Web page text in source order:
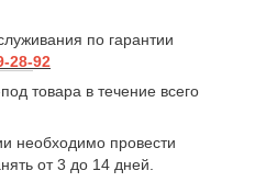
по гарантии
28-92
товара в течение всего
необходимо провести
от 3 до 14 дней.